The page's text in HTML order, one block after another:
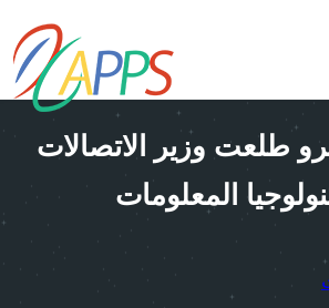
طلعت وزير الاتصالات
المعلومات